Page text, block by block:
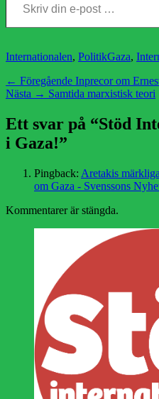
Kategorier
Internationalen, PolitikEtiketter
Gaza,
Inläggsnavigering
← Föregående Föregående
inlägg:
Inprecor om
Nästa → Nästa
Samtida marxistisk teori
Ett svar på “Stöd
i Gaza!”
Pingback: Aretakis
om Gaza - Svenssons
Kommentarer är stängda.